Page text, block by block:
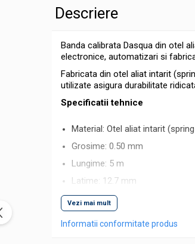
Ceasuri comparatoare
Ceasuri comparatoare digitale
Ceasuri comparatoare mecanice
Ceasuri comparatoare digitale de
Ceasuri comparatoare digitale de
Truse de alezaj cu ceas comparator
Ceasuri comparatoare digitale de
Ceasuri comparatoare mecanice de
grosimi
Descriere
Banda calibrata Dasqua din otel
electronice, automatizari si
Fabricata din otel aliat intarit
utilizate asigura durabilitate
Specificatii tehnice
Material: Otel aliat intarit
Grosime: 0.50 mm
Lungime: 5 m
Latime: 12.7 mm
Suprafata: Polisata, cu margini
Vezi mai mult
Informatii conformitate produs